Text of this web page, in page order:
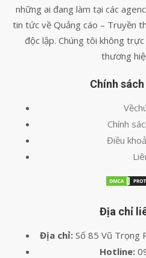
những ai đang làm tại các
tin tức về Quảng cáo – Truyền
độc lập. Chúng tôi không
thương
Chính
Chính
Điều
Địa chỉ
Địa chỉ: Số 85 Vũ Trọng
Hotline: